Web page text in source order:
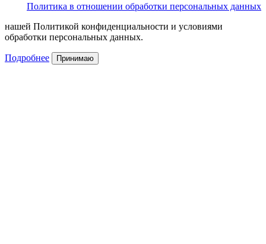
Политика в отношении обработки персональных данных
нашей Политикой конфиденциальности и условиями
обработки персональных данных.
Подробнее Принимаю